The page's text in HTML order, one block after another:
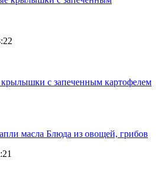
с запеченным картофелем
Блюда из овощей, грибов